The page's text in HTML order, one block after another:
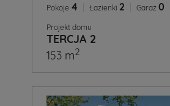
Pokoje 4 Łazienki 2 Garaż 0
Projekt domu
TERCJA 2
153 m2